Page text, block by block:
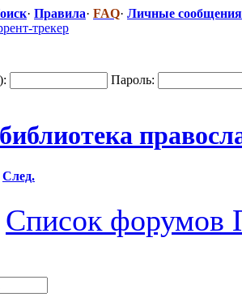
· Правила· FAQ· Личные сообщения
Пароль:
След.
Список форумов